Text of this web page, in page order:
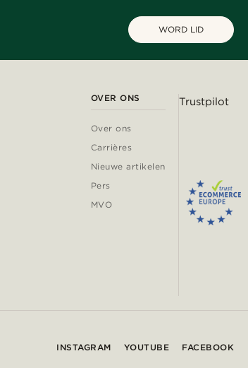
WORD LID
OVER ONS
Over ons
Carrières
Nieuwe artikelen
Pers
MVO
Trustpilot
INSTAGRAM YOUTUBE FACEBOOK